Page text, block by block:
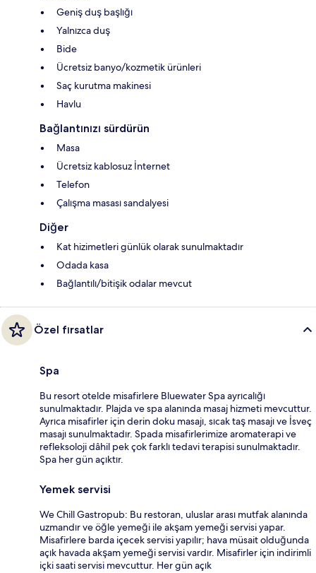
Geniş duş başlığı
Yalnızca duş
Bide
Ücretsiz banyo/kozmetik ürünleri
Saç kurutma makinesi
Havlu
Bağlantınızı sürdürün
Masa
Ücretsiz kablosuz İnternet
Telefon
Çalışma masası sandalyesi
Diğer
Kat hizimetleri günlük olarak sunulmaktadır
Odada kasa
Bağlantılı/bitişik odalar mevcut
Özel fırsatlar
Spa
Bu resort otelde misafirlere Bluewater Spa ayrıcalığı
sunulmaktadır. Plajda ve spa alanında masaj hizmeti mevcuttur.
Ayrıca misafirler için derin doku masajı, sıcak taş masajı ve İsveç
masajı sunulmaktadır. Spada misafirlerimize aromaterapi ve
refleksoloji dâhil pek çok farklı tedavi terapisi sunulmaktadır.
Spa her gün açıktır.
Yemek servisi
We Chill Gastropub: Bu restoran, uluslar arası mutfak alanında
uzmandır ve öğle yemeği ile akşam yemeği servisi yapar.
Misafirlere barda içecek servisi yapılır; hava müsait olduğunda
açık havada akşam yemeği servisi vardır. Misafirler için indirimli
içki saati servisi mevcuttur. Her gün açık